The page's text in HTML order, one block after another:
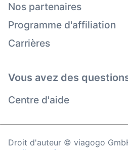
Nos partenaires
Programme d'affiliation
Carrières
Vous avez des
Centre d'aide
Droit d'auteur © viagogo